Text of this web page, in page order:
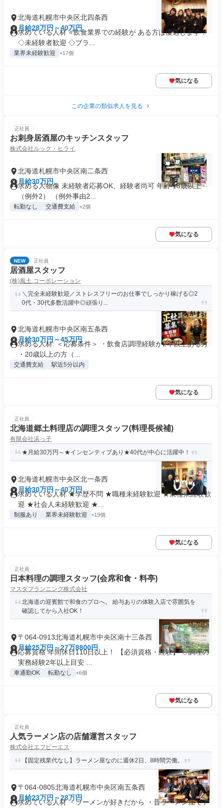
北海道札幌市中央区北四条西
月給28万円～40万円
求めている人材 ⭐飲食業界での経験が ある方は優遇します！
◇未経験者歓迎 ◇ブラ...
業界未経験歓迎 +17個
気になる
この企業の類似求人を見る
正社員
お刺身居酒屋のキッチンスタッフ
株式会社ルック・ヒライ
北海道札幌市中央区南二条西
月給30万円
求める人物像 未経験者応募OK、経験者尚可 年齢 18歳以上
（例外2） （例外事由2...
転勤なし 交通費支給 +2個
気になる
NEW 正社員
居酒屋スタッフ
(株)風土.コーポレーション
＼完全未経験歓迎／ストレスフリーのお仕事でしっかり稼げる◎2
0代・30代多数活躍中◎頑張り...
北海道札幌市中央区南五条西
月給30万円～45万円
求める人材: ＜応募条件＞ ・飲食店調理経験が2年以上ある方
・20歳以上の方（...
交通費支給 駅近5分以内
気になる
正社員
北海道郷土料理店の調理スタッフ(料理長候補)
有限会社浜っ子
★月給30万円～★インセンティブあり★40代が中心に活躍中！
北海道札幌市中央区北一条西
月給30万円～40万円
求めている人材 ★学歴不問 ★職種未経験歓迎 ★業種未経験歓
迎 ★社会人未経験歓迎 ★...
制服あり 業界未経験歓迎 +19個
気になる
正社員
日本料理の調理スタッフ(会席和食・料亭)
マスダプランニング株式会社
北海道の迎賓館で和食のプロへ。 給与ありの体験入店で雰囲気を
確認してから入社OK！
〒064-0913北海道札幌市中央区南十三条西
月給25万円～27万8800円
応募資格 年間休日110日以上！ 【必須資格・経験】 ◇調理の
実務経験2年以上目安 ...
車通勤OK 転勤なし +6個
気になる
正社員
人気ラーメン店の店舗運営スタッフ
株式会社エフビーエス
【固定残業代なし】ラーメン屋なのに週休2日、8時間労働。
〒064-0805北海道札幌市中央区南五条西
月給23万円～28万円
求めている人材 ・ラーメンが好きだから ・昔ラーメン屋でア